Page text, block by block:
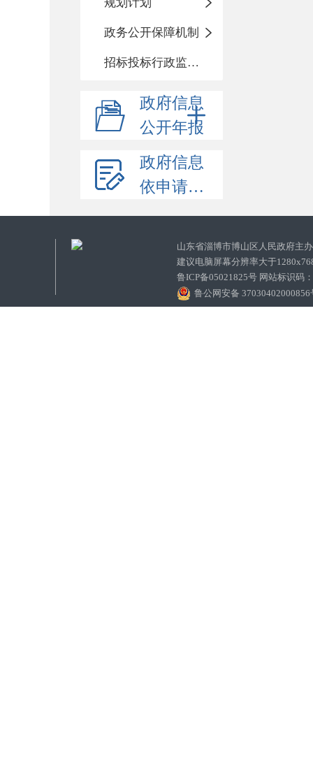
政务公开保障机制
招标投标行政监督责任清单
政府信息
公开年报
政府信息
依申请公开
山东省淄博市博山区人民政府
建议电脑屏幕分辨率大于
鲁ICP备05021825号 网站标识码
鲁公网安备 37030402000856